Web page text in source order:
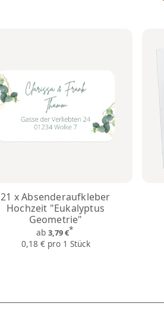
21 x Absenderaufkleber
Hochzeit "Eukalyptus
Geometrie"
ab 3,79 €*
0,18 € pro 1 Stück